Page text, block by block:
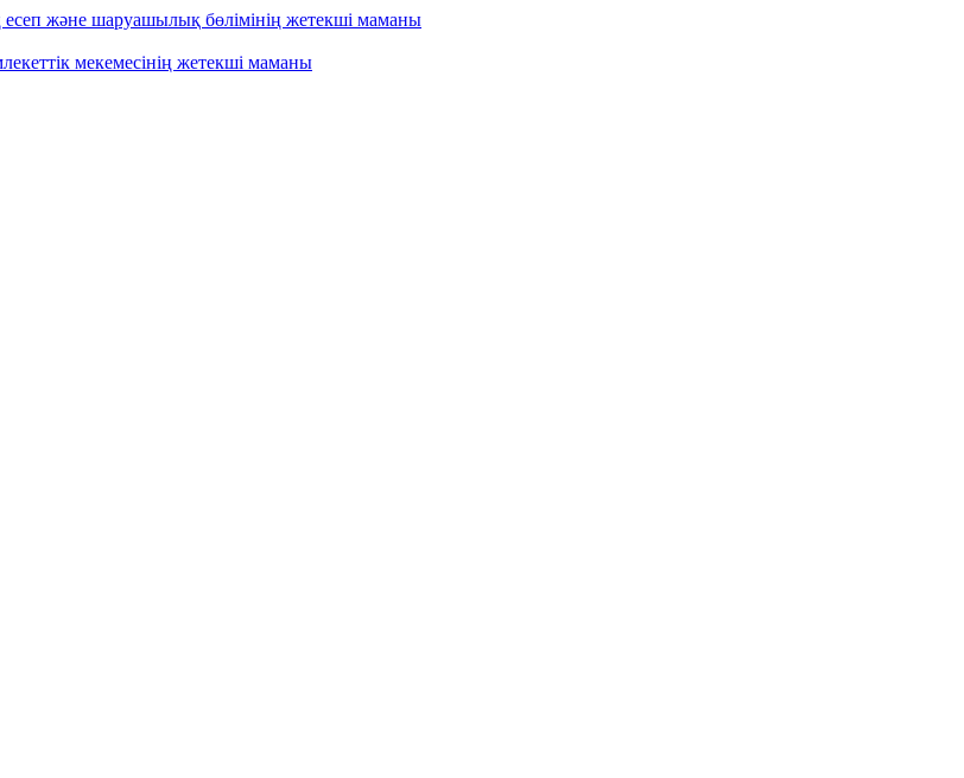
есеп және шаруашылық бөлімінің жетекші маманы
мекемесінің жетекші маманы